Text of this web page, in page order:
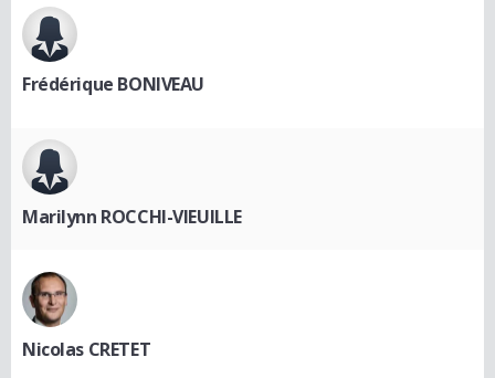
Frédérique BONIVEAU
Marilynn ROCCHI-VIEUILLE
Nicolas CRETET